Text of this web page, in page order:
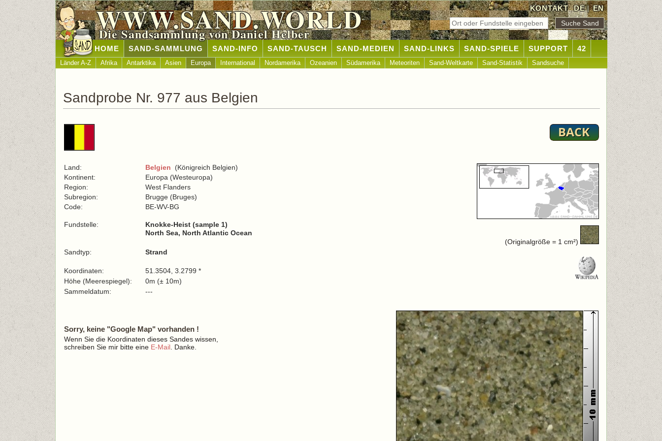
KONTAKT DE|EN
WWW.SAND.WORLD
Die Sandsammlung von Daniel Helber
HOME SAND-SAMMLUNG SAND-INFO SAND-TAUSCH SAND-MEDIEN SAND-LINKS SAND-SPIELE SUPPORT 42
Länder A-Z Afrika Antarktika Asien Europa International Nordamerika Ozeanien Südamerika Meteoriten Sand-Weltkarte Sand-Statistik Sandsuche
Sandprobe Nr. 977 aus Belgien
Land: Belgien (Königreich Belgien)
(Originalgröße = 1 cm²)
Kontinent:
Europa (Westeuropa)
Region:
West Flanders
Subregion:
Brugge (Bruges)
Code:
BE-WV-BG
Fundstelle:
Knokke-Heist (sample 1)
North Sea, North Atlantic Ocean
Sandtyp: Strand
Koordinaten:
51.3504, 3.2799 *
Höhe (Meerespiegel):
0m (± 10m)
Sammeldatum:
---
Sorry, keine "Google Map" vorhanden !
Wenn Sie die Koordinaten dieses Sandes wissen,
schreiben Sie mir bitte eine E-Mail . Danke.